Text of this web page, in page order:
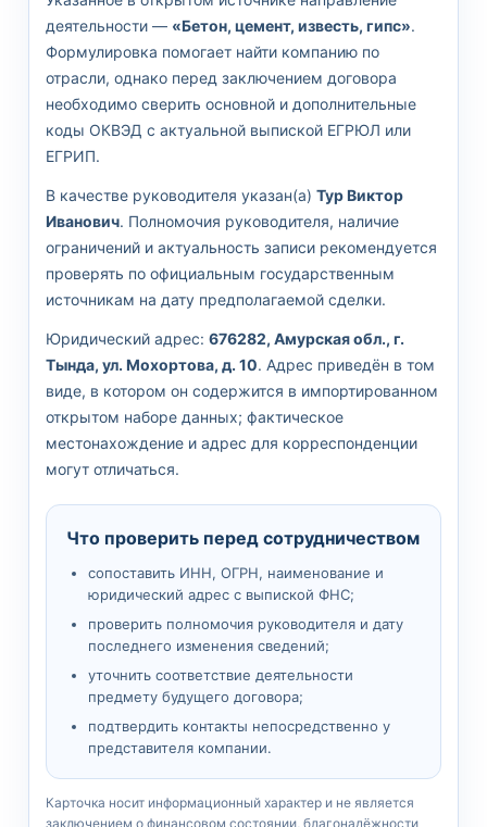
деятельности — «Бетон, цемент, известь, гипс».
Формулировка помогает найти компанию по
отрасли, однако перед заключением договора
необходимо сверить основной и дополнительные
коды ОКВЭД с актуальной выпиской ЕГРЮЛ или
ЕГРИП.
В качестве руководителя указан(а) Тур Виктор
Иванович. Полномочия руководителя, наличие
ограничений и актуальность записи рекомендуется
проверять по официальным государственным
источникам на дату предполагаемой сделки.
Юридический адрес: 676282, Амурская обл., г.
Тында, ул. Мохортова, д. 10. Адрес приведён в том
виде, в котором он содержится в импортированном
открытом наборе данных; фактическое
местонахождение и адрес для корреспонденции
могут отличаться.
Что проверить перед сотрудничеством
сопоставить ИНН, ОГРН, наименование и
юридический адрес с выпиской ФНС;
проверить полномочия руководителя и дату
последнего изменения сведений;
уточнить соответствие деятельности
предмету будущего договора;
подтвердить контакты непосредственно у
представителя компании.
Карточка носит информационный характер и не является
заключением о финансовом состоянии, благонадёжности